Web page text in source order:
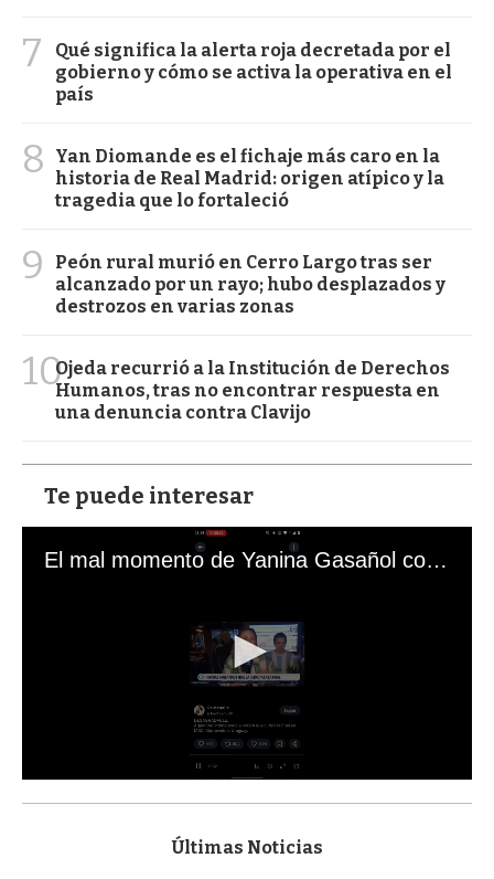
7
Qué significa la alerta roja decretada por el
gobierno y cómo se activa la operativa en el
país
8
Yan Diomande es el fichaje más caro en la
historia de Real Madrid: origen atípico y la
tragedia que lo fortaleció
9
Peón rural murió en Cerro Largo tras ser
alcanzado por un rayo; hubo desplazados y
destrozos en varias zonas
10Ojeda recurrió a la Institución de Derechos
Humanos, tras no encontrar respuesta en
una denuncia contra Clavijo
Te puede interesar
El mal momento de Yanina Gasañol con un hincha argentino en "Subrayado"
s
Últimas Noticias